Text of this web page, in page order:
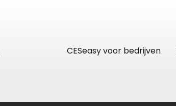
CESeasy voor bedrijven